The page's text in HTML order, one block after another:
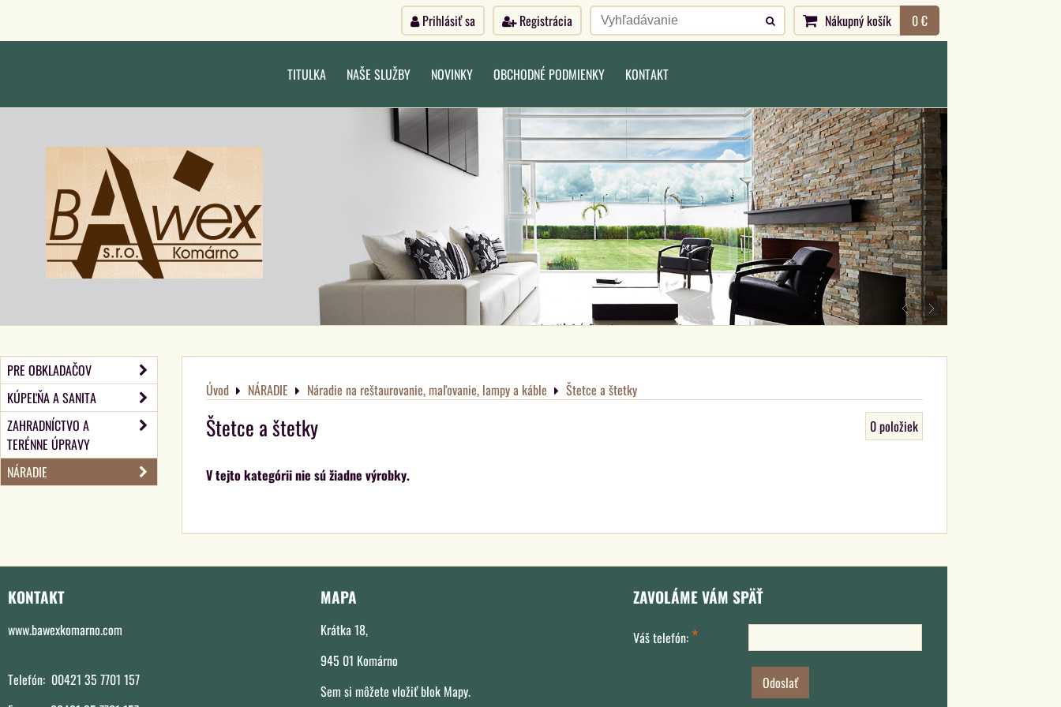
Prihlásiť sa Registrácia Nákupný košík 0 €
TITULKA NAŠE SLUŽBY NOVINKY OBCHODNÉ PODMIENKY KONTAKT
Úvod NÁRADIE Náradie na reštaurovanie, maľovanie, lampy a káble Štetce a štetky
Štetce a štetky 0položiek
PRE OBKLADAČOV
KÚPEĽŇA A SANITA
ZAHRADNÍCTVO A
TERÉNNE ÚPRAVY
NÁRADIE
KONTAKT
www.bawexkomarno.com
Telefón: 00421 35 7701 157
MAPA
Krátka 18,
945 01 Komárno
Sem si môžete vložiť blok Mapy.
ZAVOLÁME VÁM SPÄŤ
Váš telefón: *
Odoslať